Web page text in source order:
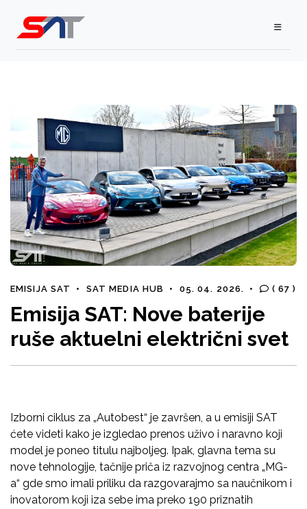
EMISIJA SAT • SAT MEDIA HUB • 05. 04. 2026. • ( 67 )
Emisija SAT: Nove baterije
ruše aktuelni električni svet
Izborni ciklus za „Autobest“ je završen, a u emisiji SAT
ćete videti kako je izgledao prenos uživo i naravno koji
model je poneo titulu najboljeg. Ipak, glavna tema su
nove tehnologije, tačnije priča iz razvojnog centra „MG-
a“ gde smo imali priliku da razgovarajmo sa naučnikom i
inovatorom koji iza sebe ima preko 190 priznatih